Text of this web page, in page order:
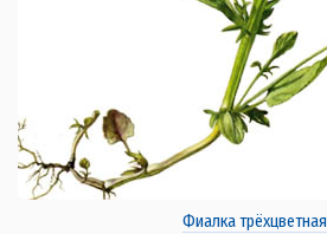
Фиалка трёхцветная